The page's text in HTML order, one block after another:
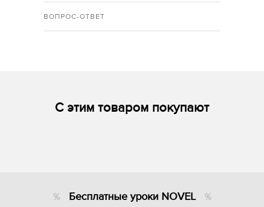
ВОПРОС-ОТВЕТ
С этим товаром покупают
Бесплатные уроки NOVEL